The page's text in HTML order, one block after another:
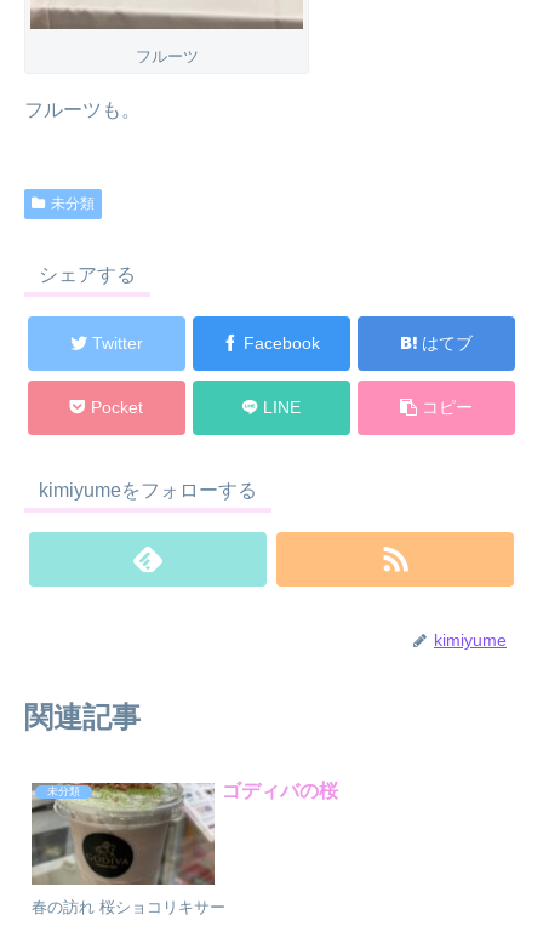
フルーツ
フルーツも。
未分類
シェアする
Twitter Facebook はてブ
Pocket LINE コピー
kimiyumeをフォローする
kimiyume
関連記事
未分類 ゴディバの桜
春の訪れ 桜ショコリキサー